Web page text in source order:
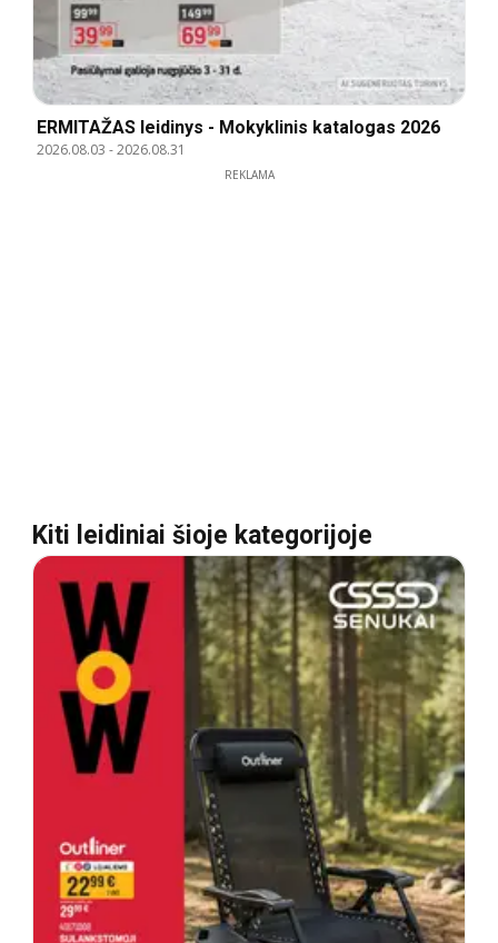
ERMITAŽAS leidinys - Mokyklinis katalogas 2026
2026.08.03 -2026.08.31
REKLAMA
Kiti leidiniai šioje kategorijoje